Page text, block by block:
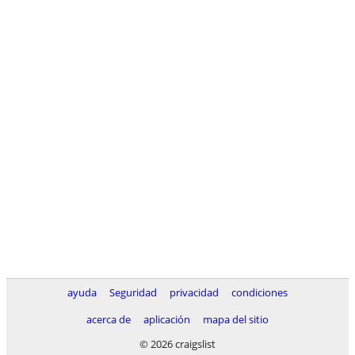
ayuda Seguridad privacidad
condiciones
acerca de
aplicación
mapa del sitio
© 2026 craigslist